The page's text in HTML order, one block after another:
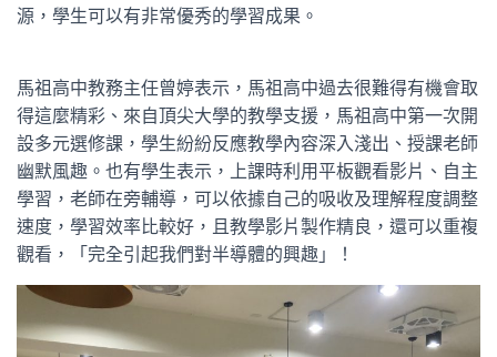
源，學生可以有非常優秀的學習成果。
馬祖高中教務主任曾婷表示，馬祖高中過去很難得有機會取
得這麼精彩、來自頂尖大學的教學支援，馬祖高中第一次開
設多元選修課，學生紛紛反應教學內容深入淺出、授課老師
幽默風趣。也有學生表示，上課時利用平板觀看影片、自主
學習，老師在旁輔導，可以依據自己的吸收及理解程度調整
速度，學習效率比較好，且教學影片製作精良，還可以重複
觀看，「完全引起我們對半導體的興趣」！